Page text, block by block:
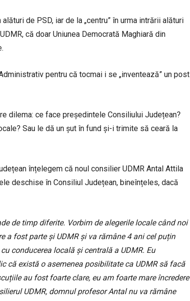
de PSD, iar de la „centru” în urma intrării alături
că doar Uniunea Democrată Maghiară din
pentru că tocmai i se „inventează” un post
dilema: ce face președintele Consiliului Județean?
Sau le dă un șut în fund și-i trimite să ceară la
înțelegem că noul consilier UDMR Antal Attila
deschise în Consiliul Județean, bineînțeles, dacă
de timp diferite. Vorbim de alegerile locale când noi
a fost parte și UDMR și va rămâne 4 ani cel puțin
conducerea locală și centrală a UDMR. Eu
că există o asemenea posibilitate ca UDMR să facă
au fost foarte clare, eu am foarte mare încredere
UDMR, domnul profesor Antal nu va rămâne